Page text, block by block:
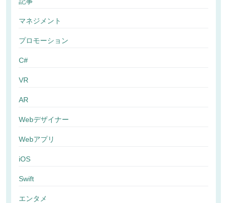
マネジメント
プロモーション
C#
VR
AR
Webデザイナー
Webアプリ
iOS
Swift
エンタメ